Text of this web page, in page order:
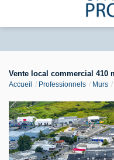
Biens vendus
Estimation
Gestion
Vente local commercial 410
Accueil Professionnels Murs